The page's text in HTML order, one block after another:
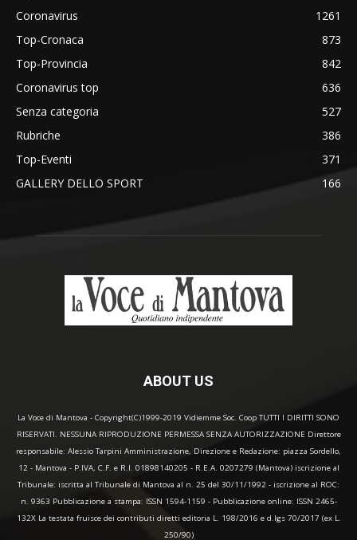
Coronavirus
1261
Top-Cronaca
873
Top-Provincia
842
Coronavirus top
636
Senza categoria
527
Rubriche
386
Top-Eventi
371
GALLERY DELLO SPORT
166
ABOUT US
La Voce di Mantova - Copyright(C)1999-2019 Vidiemme Soc. Coop TUTTI I DIRITTI SONO
RISERVATI. NESSUNA RIPRODUZIONE PERMESSA SENZA AUTORIZZAZIONE Direttore
responsabile: Alessio Tarpini Amministrazione, Direzione e Redazione: piazza Sordello,
12 - Mantova - P.IVA, C.F. e R.I. 01898140205 - R.E.A. 0207279 (Mantova) iscrizione al
Tribunale: iscritta al Tribunale di Mantova al n. 25 del 30/11/1992 - iscrizione al ROC:
n. 9363 Pubblicazione a stampa: ISSN 1594-1159 - Pubblicazione online: ISSN 2465-
132X La testata fruisce dei contributi diretti editoria L. 198/2016 e d.lgs 70/2017 (ex L.
250/90)